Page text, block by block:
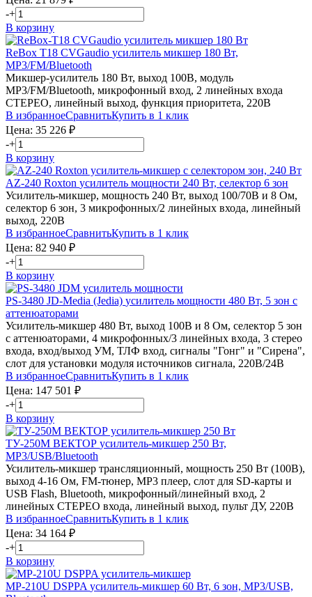
-+
В корзину
ReBox T18 CVGaudio усилитель микшер 180 Вт,
MP3/FM/Bluetooth
Микшер-усилитель 180 Вт, выход 100В, модуль
MP3/FM/Bluetooth, микрофонный вход, 2 линейных входа
СТЕРЕО, линейный выход, функция приоритета, 220В
В избранноеСравнитьКупить в 1 клик
Цена: 35 226 ₽
-+
В корзину
AZ-240 Roxton усилитель мощности 240 Вт, селектор 6 зон
Усилитель-микшер, мощность 240 Вт, выход 100/70В и 8 Ом,
селектор 6 зон, 3 микрофонных/2 линейных входа, линейный
выход, 220В
В избранноеСравнитьКупить в 1 клик
Цена: 82 940 ₽
-+
В корзину
PS-3480 JD-Media (Jedia) усилитель мощности 480 Вт, 5 зон с
аттенюаторами
Усилитель-микшер 480 Вт, выход 100В и 8 Ом, селектор 5 зон
с аттенюаторами, 4 микрофонных/3 линейных входа, 3 стерео
входа, вход/выход УМ, ТЛФ вход, сигналы "Гонг" и "Сирена",
слот для установки модуля источников сигнала, 220В/24В
В избранноеСравнитьКупить в 1 клик
Цена: 147 501 ₽
-+
В корзину
ТУ-250М ВЕКТОР усилитель-микшер 250 Вт,
MP3/USB/Bluetooth
Усилитель-микшер трансляционный, мощность 250 Вт (100В),
выход 4-16 Ом, FM-тюнер, MP3 плеер, слот для SD-карты и
USB Flash, Bluetooth, микрофонный/линейный вход, 2
линейных СТЕРЕО входа, линейный выход, пульт ДУ, 220В
В избранноеСравнитьКупить в 1 клик
Цена: 34 164 ₽
-+
В корзину
MP-210U DSPPA усилитель-микшер 60 Вт, 6 зон, MP3/USB,